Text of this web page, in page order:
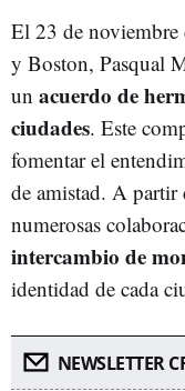
El 23 de noviembre
y Boston, Pasqual
un acuerdo de
ciudades. Este
fomentar el
de amistad. A partir
numerosas
intercambio de
identidad de cada
NEWSLETTER